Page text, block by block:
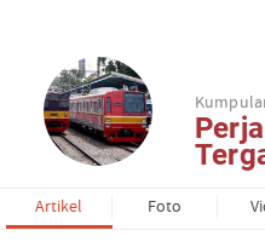
Artikel Foto